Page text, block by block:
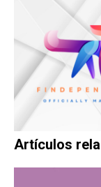
Artículos